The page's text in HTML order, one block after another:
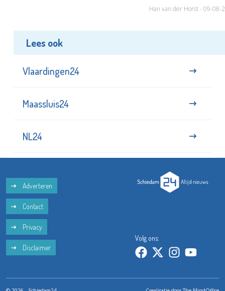
Han van der Horst - 09-08-
Lees ook
Vlaardingen24
Maassluis24
NL24
Adverteren
Contact
Privacy
Disclaimer
Volg ons: